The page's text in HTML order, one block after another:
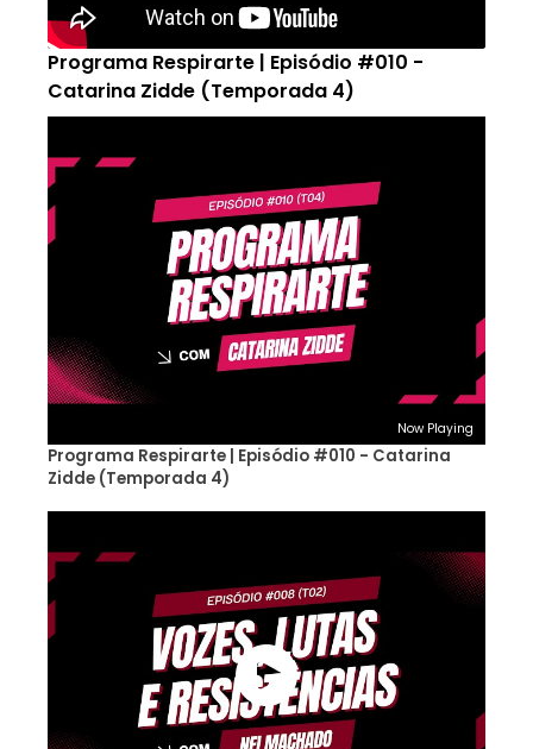
Programa Respirarte | Episódio #010 -
Catarina Zidde (Temporada 4)
Now Playing
Programa Respirarte | Episódio #010 - Catarina
Zidde (Temporada 4)